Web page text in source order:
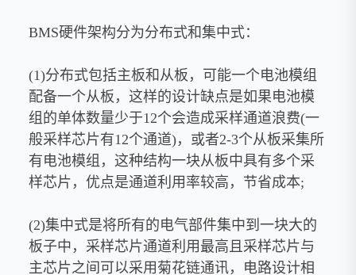
BMS硬件架构分为分布式和集中式：
(1)分布式包括主板和从板，可能一个电池模组
配备一个从板，这样的设计缺点是如果电池模
组的单体数量少于12个会造成采样通道浪费(一
般采样芯片有12个通道)，或者2-3个从板采集所
有电池模组，这种结构一块从板中具有多个采
样芯片，优点是通道利用率较高，节省成本;
(2)集中式是将所有的电气部件集中到一块大的
板子中，采样芯片通道利用最高且采样芯片与
主芯片之间可以采用菊花链通讯，电路设计相